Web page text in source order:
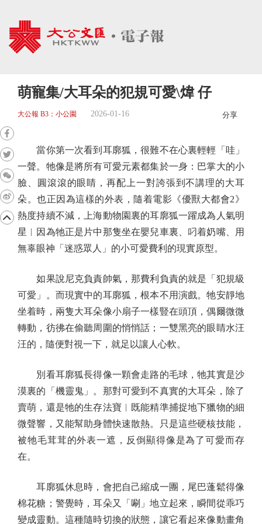
萌寵集/大耳朵的犯規可愛\煒 仔
大公報 B3：小公園 2026-01-16 分享
當你第一次看到耳廓狐，很難不在心裏輕輕「哇」
一聲。牠像是將所有可愛元素都集於一身：巴掌大的小
臉、圓滾滾的眼睛，再配上一對誇張到不講理的大耳
朵。也正因為這樣的外表，隨着電影《優獸大都會2》
熱度持續不減，上海動物園裏的耳廓狐一躍成為人氣明
星︱因為牠正是片中那隻坐在嬰兒車裏、叼着奶嘴、用
無辜眼神「迷惑眾人」的小可愛費利的現實原型。
如果說尼克負責帥氣，那費利負責的就是「犯規級
可愛」。而現實中的耳廓狐，根本不用演戲。牠安靜地
坐着時，兩隻大耳朵像小扇子一樣豎在頭頂，偶爾微微
轉動，彷彿在偷聽周圍的悄悄話；一雙黑亮的眼睛水汪
汪的，隨便對視一下，就足以讓人心軟。
別看耳廓狐長得像一顆會走路的毛球，牠其實是沙
漠裏的「機靈鬼」。那對可愛到不真實的大耳朵，除了
賣萌，還是牠的生存法寶︱既能精準捕捉地下獵物的細
微聲響，又能幫助身體快速散熱。只是這些硬核技能，
被牠毛茸茸的外表一遮，反倒顯得像是為了可愛而存
在。
耳廓狐休息時，會把自己縮成一團，尾巴蓬鬆得像
棉花糖；警覺時，耳朵又「唰」地立起來，瞬間從乖巧
變成靈動。這種隨時切換的狀態，讓它看起來像動畫角